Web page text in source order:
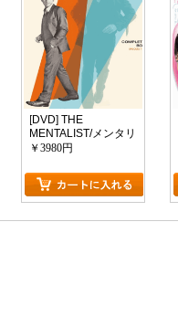
[DVD] THE
MENTALIST/メンタリ
スト DVD-BOX シー
￥3980円